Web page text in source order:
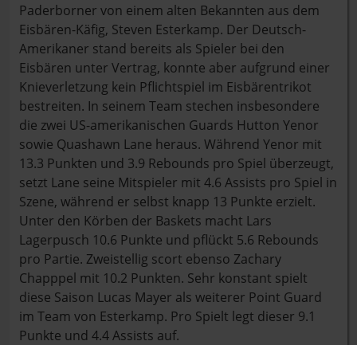
Paderborner von einem alten Bekannten aus dem
Eisbären-Käfig, Steven Esterkamp. Der Deutsch-
Amerikaner stand bereits als Spieler bei den
Eisbären unter Vertrag, konnte aber aufgrund einer
Knieverletzung kein Pflichtspiel im Eisbärentrikot
bestreiten. In seinem Team stechen insbesondere
die zwei US-amerikanischen Guards Hutton Yenor
sowie Quashawn Lane heraus. Während Yenor mit
13.3 Punkten und 3.9 Rebounds pro Spiel überzeugt,
setzt Lane seine Mitspieler mit 4.6 Assists pro Spiel in
Szene, während er selbst knapp 13 Punkte erzielt.
Unter den Körben der Baskets macht Lars
Lagerpusch 10.6 Punkte und pflückt 5.6 Rebounds
pro Partie. Zweistellig scort ebenso Zachary
Chapppel mit 10.2 Punkten. Sehr konstant spielt
diese Saison Lucas Mayer als weiterer Point Guard
im Team von Esterkamp. Pro Spielt legt dieser 9.1
Punkte und 4.4 Assists auf.